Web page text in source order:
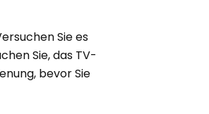
Sie es
Sie, das TV-
bevor Sie